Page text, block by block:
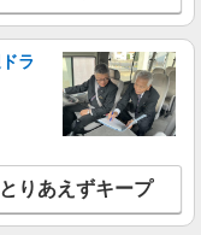
携帯販売【au】
支給 ★交通費別途支給
電アドバイザー資格をお
に昇格すると16600
詳細を見る
ラ
とりあえずキープ